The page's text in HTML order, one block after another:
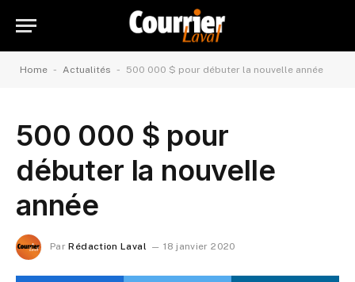
Home - Actualités - 500 000 $ pour débuter la nouvelle année
500 000 $ pour
débuter la nouvelle
année
Par Rédaction Laval 18 janvier 2020